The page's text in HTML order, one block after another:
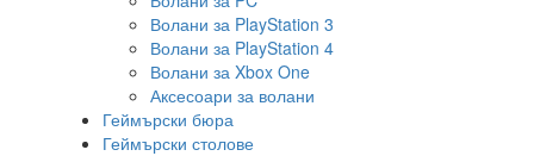
Волани за PlayStation 3
Волани за PlayStation 4
Волани за Xbox One
Аксесоари за волани
Геймърски бюра
Геймърски столове